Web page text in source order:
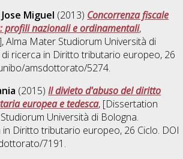
Miguel (2013) Concorrenza fiscale
profili nazionali e ordinamentali,
Alma Mater Studiorum Università di
ricerca in Diritto tributario europeo, 26
amsdottorato/5274.
(2015)Il divieto d'abuso del diritto
europea e tedesca, [Dissertation
Università di Bologna.
Diritto tributario europeo, 26 Ciclo. DOI
7191.